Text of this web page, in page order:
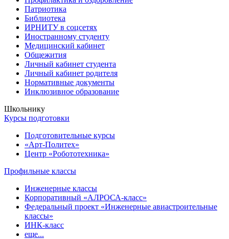
Патриотика
Библиотека
ИРНИТУ в соцсетях
Иностранному студенту
Медицинский кабинет
Общежития
Личный кабинет студента
Личный кабинет родителя
Нормативные документы
Инклюзивное образование
Школьнику
Курсы подготовки
Подготовительные курсы
«Арт-Политех»
Центр «Робототехника»
Профильные классы
Инженерные классы
Корпоративный «АЛРОСА-класс»
Федеральный проект «Инженерные авиастроительные
классы»
ИНК-класс
еще...